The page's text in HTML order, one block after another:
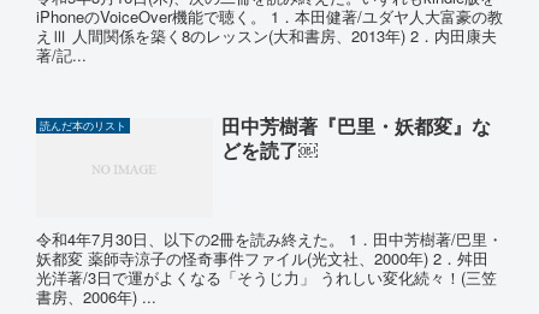
iPhoneのVoiceOver機能で聴く。 1．本田健著/ユダヤ人大富豪の教
えⅢ 人間関係を築く8のレッスン(大和書房、2013年) 2．内田康夫
著/記...
読んだ本のリスト
田中芳樹著『巴里・妖都変』な
どを読了￼
令和4年7月30日、以下の2冊を読み終えた。 1．田中芳樹著/巴里・
妖都変 薬師寺涼子の怪奇事件ファイル(光文社、2000年) 2．舛田
光洋著/3日で運がよくなる「そうじ力」 うれしい変化続々！(三笠
書房、2006年) ...